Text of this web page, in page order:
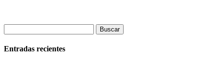
Entradas recientes